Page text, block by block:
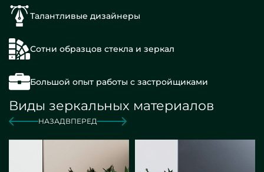
Талантливые дизайнеры
Сотни образцов стекла и зеркал
Большой опыт работы с застройщиками
Виды зеркальных материалов
НАЗАДВПЕРЕД